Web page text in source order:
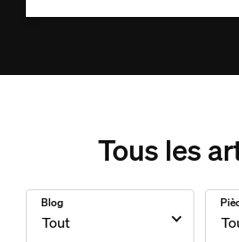
Tous les
Blog